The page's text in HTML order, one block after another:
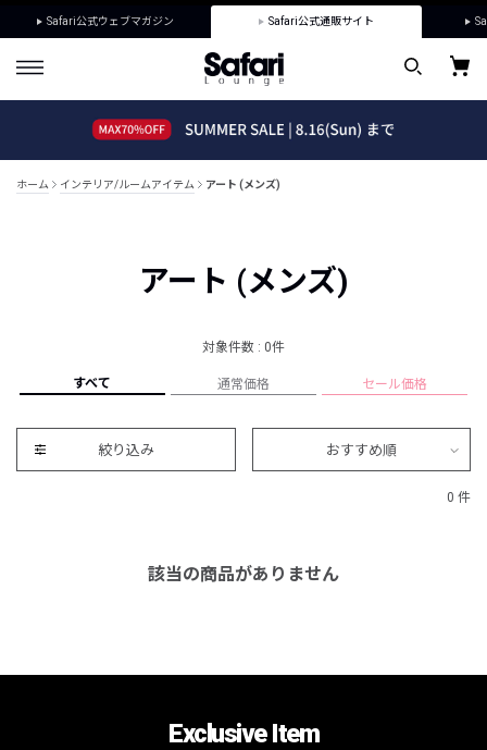
Safari公式ウェブマガジン Safari公式通販サイト
ホーム インテリア/ルームアイテム アート (メンズ)
アート (メンズ)
対象件数 : 0件
すべて 通常価格 セール価格
絞り込み おすすめ順
0 件
該当の商品がありません
Exclusive Item